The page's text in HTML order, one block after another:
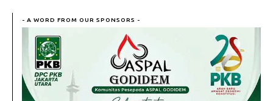
- A WORD FROM OUR SPONSORS -